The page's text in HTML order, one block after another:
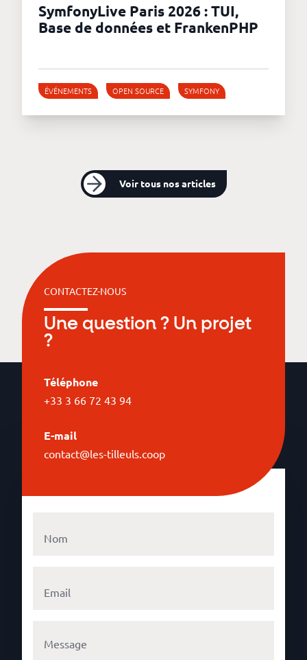
SymfonyLive Paris 2026 : TUI,
Base de données et FrankenPHP
ÉVÉNEMENTS OPEN SOURCE SYMFONY
Voir tous nos articles
CONTACTEZ-NOUS
Une question ? Un projet
?
Téléphone
+33 3 66 72 43 94
E-mail
contact@les-tilleuls.coop